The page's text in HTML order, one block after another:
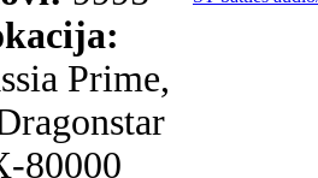
Prime,
80000